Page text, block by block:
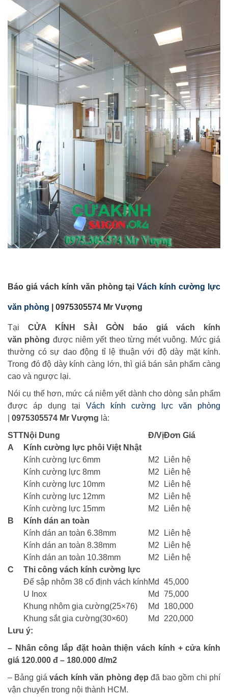
Báo giá vách kính văn phòng tạiVách kính cường lực
văn phòng | 0975305574 Mr Vượng
Tại CỬA KÍNH SÀI GÒN
báo giá vách kính
văn phòng được niêm yết theo từng mét vuông. Mức giá
thường có sự dao động tỉ lệ thuận với độ dày mặt kính.
Trong đó độ dày kính càng lớn, thì giá bán sản phẩm càng
cao và ngược lại.
Nói cụ thể hơn, mức cá niêm yết dành cho dòng sản phẩm
được áp dụng tại Vách kính cường lực văn phòng
0975305574 Mr Vượng là:
STTNội Dung Đ/VịĐơn Giá
A
Kính cường lực phôi Việt Nhật
Kính cường lực 6mm
M2
Liên hệ
Kính cường lực 8mm
M2
Liên hệ
Kính cường lực 10mm
M2
Liên hệ
Kính cường lực 12mm
M2
Liên hệ
Kính cường lực 15mm
M2
Liên hệ
B
Kính dán an toàn
Kính dán an toàn 6.38mm
M2
Liên hệ
Kính dán an toàn 8.38mm
M2
Liên hệ
Kính dán an toàn 10.38mm
M2
Liên hệ
C
Thi công vách kính cường lực
Đế sập nhôm 38 cố định vách kínhMd
45,000
U Inox
Md
75,000
Khung nhôm gia cường(25×76)
Md
180,000
Khung sắt gia cường(30×60)
Md
220,000
Lưu ý:
– Nhân công lắp đặt hoàn thiện vách kính + cửa kính
giá 120.000 đ – 180.000 đ/m2
– Bảng giávách kính văn phòng đẹpđã bao gồm chi phí
vận chuyển trong nội thành HCM.